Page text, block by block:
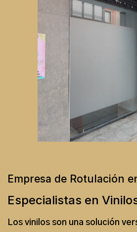
Empresa de Rotulación
Especialistas en
Los vinilos son una solución